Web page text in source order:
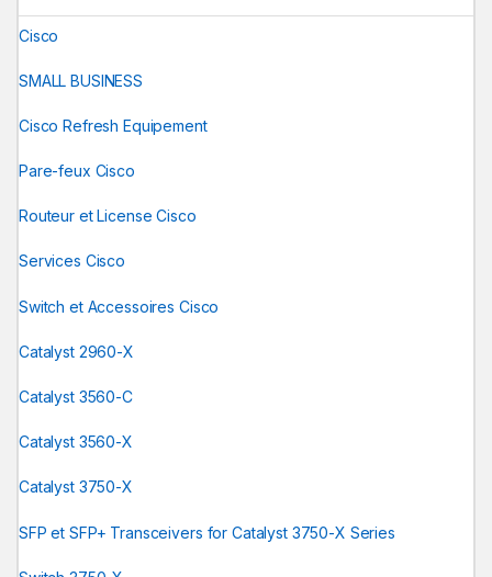
Cisco
SMALL BUSINESS
Cisco Refresh Equipement
Pare-feux Cisco
Routeur et License Cisco
Services Cisco
Switch et Accessoires Cisco
Catalyst 2960-X
Catalyst 3560-C
Catalyst 3560-X
Catalyst 3750-X
SFP et SFP+ Transceivers for Catalyst 3750-X Series